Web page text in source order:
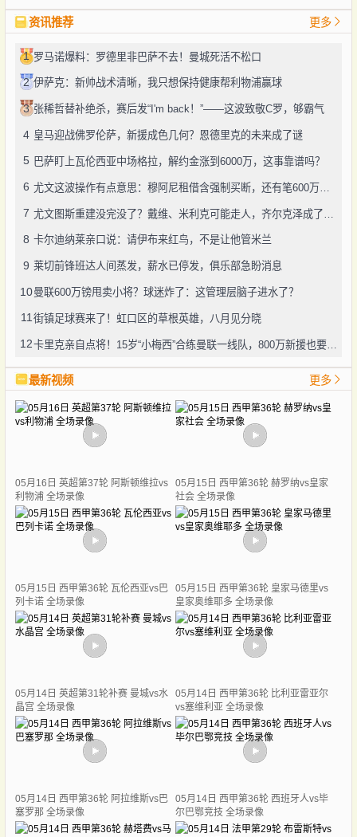
资讯推荐 更多
1 罗马诺爆料：罗德里非巴萨不去！曼城死活不松口
2 伊萨克：新帅战术清晰，我只想保持健康帮利物浦赢球
3 张稀哲替补绝杀，赛后发“I'm back！”——这波致敬C罗，够霸气
4 皇马迎战佛罗伦萨，新援成色几何？恩德里克的未来成了谜
5 巴萨盯上瓦伦西亚中场格拉，解约金涨到6000万，这事靠谱吗？
6
7
8 卡尔迪纳莱亲口说：请伊布来红鸟，不是让他管米兰
9 莱切前锋班达人间蒸发，薪水已停发，俱乐部急盼消息
10曼联600万镑甩卖小将？球迷炸了：这管理层脑子进水了？
11街镇足球赛来了！虹口区的草根英雄，八月见分晓
12 卡里克亲自点将！15岁“小梅西”合练曼联一线队，800万新援也要露脸
最新视频 更多
05月16日 英超第37轮 阿斯顿维拉vs
利物浦 全场录像
05月15日 西甲第36轮 赫罗纳vs皇家
社会 全场录像
05月15日 西甲第36轮 瓦伦西亚vs巴
列卡诺 全场录像
05月15日 西甲第36轮 皇家马德里vs
皇家奥维耶多 全场录像
05月14日 英超第31轮补赛 曼城vs水
晶宫 全场录像
05月14日 西甲第36轮 比利亚雷亚尔
vs塞维利亚 全场录像
05月14日 西甲第36轮 阿拉维斯vs巴
塞罗那 全场录像
05月14日 西甲第36轮 西班牙人vs毕
尔巴鄂竞技 全场录像